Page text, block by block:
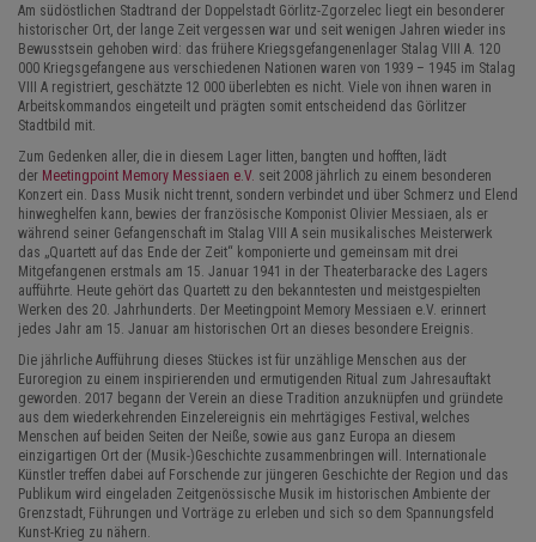
Am südöstlichen Stadtrand der Doppelstadt Görlitz-Zgorzelec liegt ein besonderer
historischer Ort, der lange Zeit vergessen war und seit wenigen Jahren wieder ins
Bewusstsein gehoben wird: das frühere Kriegsgefangenenlager Stalag VIII A. 120
000 Kriegsgefangene aus verschiedenen Nationen waren von 1939 – 1945 im Stalag
VIII A registriert, geschätzte 12 000 überlebten es nicht. Viele von ihnen waren in
Arbeitskommandos eingeteilt und prägten somit entscheidend das Görlitzer
Stadtbild mit.
Zum Gedenken aller, die in diesem Lager litten, bangten und hofften, lädt
der Meetingpoint Memory Messiaen e.V. seit 2008 jährlich zu einem besonderen
Konzert ein. Dass Musik nicht trennt, sondern verbindet und über Schmerz und Elend
hinweghelfen kann, bewies der französische Komponist Olivier Messiaen, als er
während seiner Gefangenschaft im Stalag VIII A sein musikalisches Meisterwerk
das „Quartett auf das Ende der Zeit“ komponierte und gemeinsam mit drei
Mitgefangenen erstmals am 15. Januar 1941 in der Theaterbaracke des Lagers
aufführte. Heute gehört das Quartett zu den bekanntesten und meistgespielten
Werken des 20. Jahrhunderts. Der Meetingpoint Memory Messiaen e.V. erinnert
jedes Jahr am 15. Januar am historischen Ort an dieses besondere Ereignis.
Die jährliche Aufführung dieses Stückes ist für unzählige Menschen aus der
Euroregion zu einem inspirierenden und ermutigenden Ritual zum Jahresauftakt
geworden. 2017 begann der Verein an diese Tradition anzuknüpfen und gründete
aus dem wiederkehrenden Einzelereignis ein mehrtägiges Festival, welches
Menschen auf beiden Seiten der Neiße, sowie aus ganz Europa an diesem
einzigartigen Ort der (Musik-)Geschichte zusammenbringen will. Internationale
Künstler treffen dabei auf Forschende zur jüngeren Geschichte der Region und das
Publikum wird eingeladen Zeitgenössische Musik im historischen Ambiente der
Grenzstadt, Führungen und Vorträge zu erleben und sich so dem Spannungsfeld
Kunst-Krieg zu nähern.